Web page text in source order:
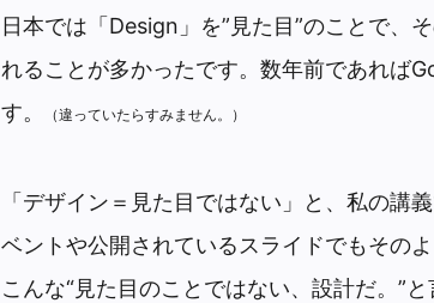
日本では「Design」を”見た目”のことで、
れることが多かったです。数年前であれば
す。
（違っていたらすみません。）
「デザイン＝見た目ではない」と、私の講
ベントや公開されているスライドでもその
こんな“見た目のことではない、設計だ。”